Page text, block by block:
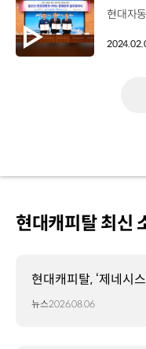
현대캐피탈 최신
현대캐피탈, ‘제네시
뉴스2026.08.06